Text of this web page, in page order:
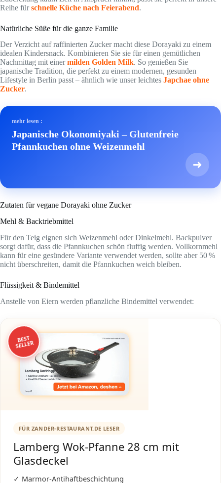
Reihe fürschnelle Küche nach Feierabend.
Natürliche Süße für die ganze Familie
Der Verzicht auf raffinierten Zucker macht diese Dorayaki zu einem
idealen Kindersnack. Kombinieren Sie sie für einen gemütlichen
Nachmittag mit einermilden Golden Milk. So genießen Sie
japanische Tradition, die perfekt zu einem modernen, gesunden
Lifestyle in Berlin passt – ähnlich wie unser leichtes Japchae ohne
Zucker.
mehr lesen :
Japanische Okonomiyaki – Glutenfreie
Pfannkuchen ohne Weizenmehl
➜
Zutaten für vegane Dorayaki ohne Zucker
Mehl & Backtriebmittel
Für den Teig eignen sich Weizenmehl oder Dinkelmehl. Backpulver
sorgt dafür, dass die Pfannkuchen schön fluffig werden. Vollkornmehl
kann für eine gesündere Variante verwendet werden, sollte aber 50 %
nicht überschreiten, damit die Pfannkuchen weich bleiben.
Flüssigkeit & Bindemittel
Anstelle von Eiern werden pflanzliche Bindemittel verwendet:
BEST
SELLER
FÜR ZANDER-RESTAURANT.DE LESER
Lamberg Wok-Pfanne 28 cm mit
Glasdeckel
✓ Marmor-Antihaftbeschichtung